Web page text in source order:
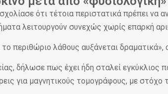
ότι τέτοια περιστατικά πρέπει να
λειτουργούν συνεχώς χωρίς επαρκή
περιθώριο λάθους αυξάνεται δραματικά»,
δήλωσε πως έχει ήδη σταλεί εγκύκλιος
για μαγνητικούς τομογράφους, με